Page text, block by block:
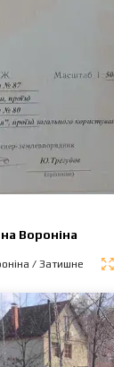
Вороніна
/ Затишне